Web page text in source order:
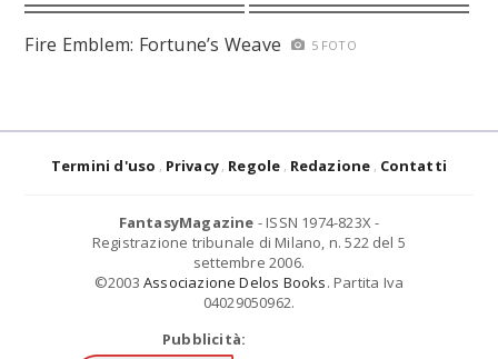
Fire Emblem: Fortune’s Weave 5 FOTO
Termini d'uso Privacy Regole Redazione Contatti
FantasyMagazine - ISSN 1974-823X -
Registrazione tribunale di Milano, n. 522 del 5
settembre 2006.
©2003 Associazione Delos Books. Partita Iva
04029050962.
Pubblicità: